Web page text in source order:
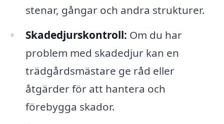
stenar, gångar och andra strukturer.
Skadedjurskontroll: Om du har
problem med skadedjur kan en
trädgårdsmästare ge råd eller
åtgärder för att hantera och
förebygga skador.